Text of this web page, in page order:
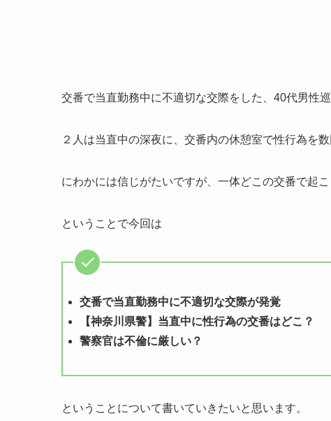
交番で当直勤務中に不適切な交際をした、40代男性
２人は当直中の深夜に、交番内の休憩室で性行為を
にわかには信じがたいですが、一体どこの交番で起
ということで今回は
交番で当直勤務中に不適切な交際が発覚
【神奈川県警】当直中に性行為の交番はどこ？
警察官は不倫に厳しい？
ということについて書いていきたいと思います。